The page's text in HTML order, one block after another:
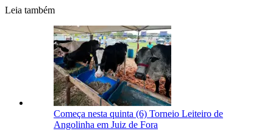
Leia também
Começa nesta quinta (6) Torneio Leiteiro de
Angolinha em Juiz de Fora